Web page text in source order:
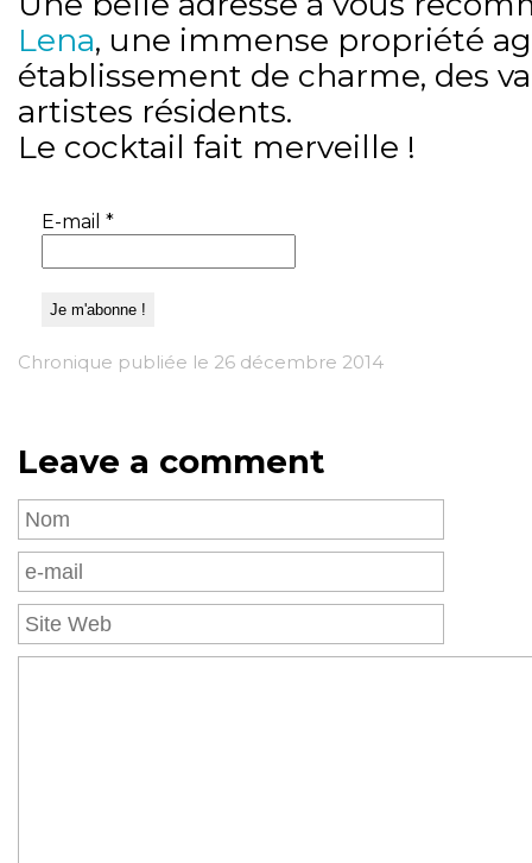
Lena, une immense propriété
établissement de charme, des
artistes résidents.
Le cocktail fait merveille !
E-mail *
Chronique publiée le 26 décembre 2014
Leave a comment